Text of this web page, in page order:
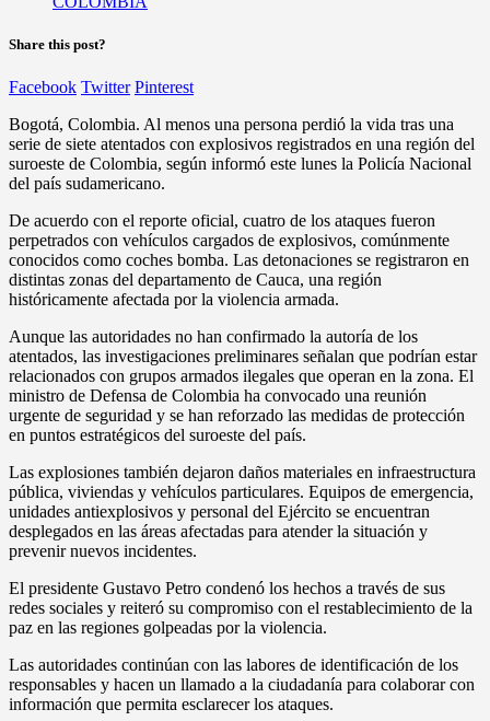
Share this post?
Facebook Twitter Pinterest
Bogotá, Colombia. Al menos una persona perdió la vida tras una
serie de siete atentados con explosivos registrados en una región del
suroeste de Colombia, según informó este lunes la Policía Nacional
del país sudamericano.
De acuerdo con el reporte oficial, cuatro de los ataques fueron
perpetrados con vehículos cargados de explosivos, comúnmente
conocidos como coches bomba. Las detonaciones se registraron en
distintas zonas del departamento de Cauca, una región
históricamente afectada por la violencia armada.
Aunque las autoridades no han confirmado la autoría de los
atentados, las investigaciones preliminares señalan que podrían estar
relacionados con grupos armados ilegales que operan en la zona. El
ministro de Defensa de Colombia ha convocado una reunión
urgente de seguridad y se han reforzado las medidas de protección
en puntos estratégicos del suroeste del país.
Las explosiones también dejaron daños materiales en infraestructura
pública, viviendas y vehículos particulares. Equipos de emergencia,
unidades antiexplosivos y personal del Ejército se encuentran
desplegados en las áreas afectadas para atender la situación y
prevenir nuevos incidentes.
El presidente Gustavo Petro condenó los hechos a través de sus
redes sociales y reiteró su compromiso con el restablecimiento de la
paz en las regiones golpeadas por la violencia.
Las autoridades continúan con las labores de identificación de los
responsables y hacen un llamado a la ciudadanía para colaborar con
información que permita esclarecer los ataques.